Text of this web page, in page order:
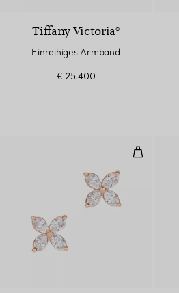
Tiffany Victoria®
Einreihiges Armband
€ 25.400
Ohrringe